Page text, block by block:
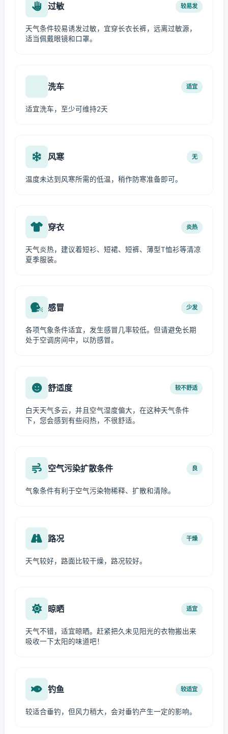
过敏 较易发
天气条件较易诱发过敏，宜穿长衣长裤，远离过敏源，
适当佩戴眼镜和口罩。
洗车 适宜
适宜洗车，至少可维持2天
风寒 无
温度未达到风寒所需的低温，稍作防寒准备即可。
穿衣 炎热
天气炎热，建议着短衫、短裙、短裤、薄型T恤衫等清凉
夏季服装。
感冒 少发
各项气象条件适宜，发生感冒几率较低。但请避免长期
处于空调房间中，以防感冒。
舒适度 较不舒适
白天天气多云，并且空气湿度偏大，在这种天气条件
下，您会感到有些闷热，不很舒适。
空气污染扩散条件 良
气象条件有利于空气污染物稀释、扩散和清除。
路况 干燥
天气较好，路面比较干燥，路况较好。
晾晒 适宜
天气不错，适宜晾晒。赶紧把久未见阳光的衣物搬出来
吸收一下太阳的味道吧！
钓鱼 较适宜
较适合垂钓，但风力稍大，会对垂钓产生一定的影响。